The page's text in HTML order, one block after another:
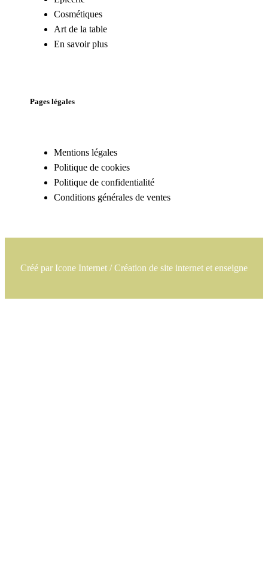
Cosmétiques
Art de la table
En savoir plus
Pages légales
Mentions légales
Politique de cookies
Politique de confidentialité
Conditions générales de ventes
Créé par Icone Internet /Création de site internet et enseigne